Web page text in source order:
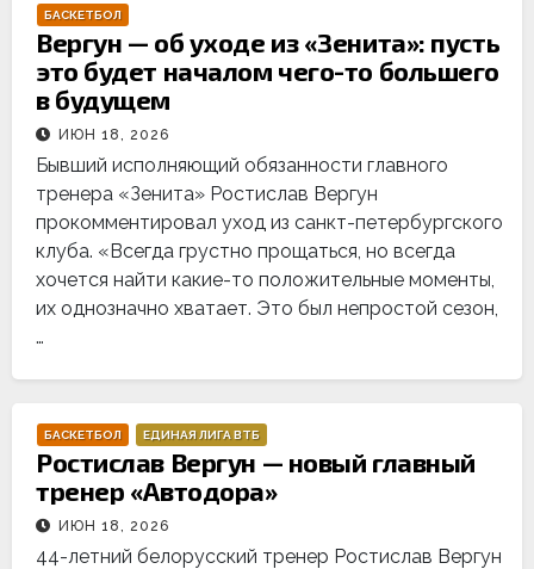
БАСКЕТБОЛ
Вергун — об уходе из «Зенита»: пусть
это будет началом чего-то большего
в будущем
ИЮН 18, 2026
Бывший исполняющий обязанности главного
тренера «Зенита» Ростислав Вергун
прокомментировал уход из санкт-петербургского
клуба. «Всегда грустно прощаться, но всегда
хочется найти какие-то положительные моменты,
их однозначно хватает. Это был непростой сезон,
…
БАСКЕТБОЛ ЕДИНАЯ ЛИГА ВТБ
Ростислав Вергун — новый главный
тренер «Автодора»
ИЮН 18, 2026
44-летний белорусский тренер Ростислав Вергун